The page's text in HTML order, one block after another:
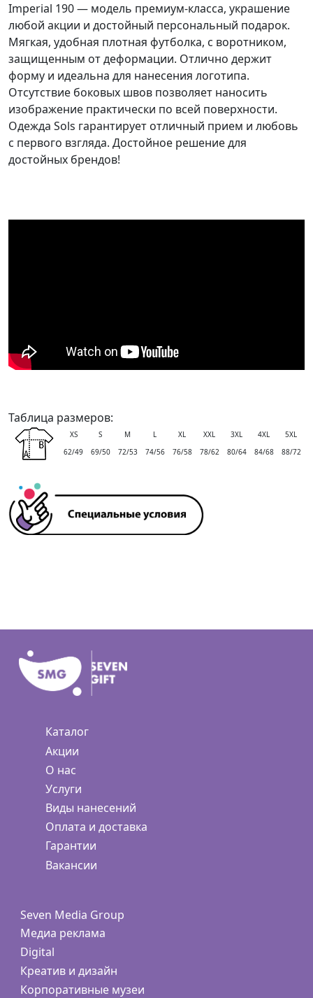
Imperial 190— модель премиум-класса, украшение
любой акции и достойный персональный подарок.
Мягкая, удобная плотная футболка, с воротником,
защищенным от деформации. Отлично держит
форму и идеальна для нанесения логотипа.
Отсутствие боковых швов позволяет наносить
изображение практически по всей поверхности.
Одежда Sols гарантирует отличный прием и любовь
с первого взгляда. Достойное решение для
достойных брендов!
Таблица размеров:
XS S M L XL XXL 3XL 4XL
5XL
62/49
69/50 72/53 74/56 76/58 78/62 80/64 84/68 88/72
Каталог
Акции
О нас
Услуги
Виды нанесений
Оплата и доставка
Гарантии
Вакансии
Seven Media Group
Медиа реклама
Digital
Креатив и дизайн
Корпоративные музеи